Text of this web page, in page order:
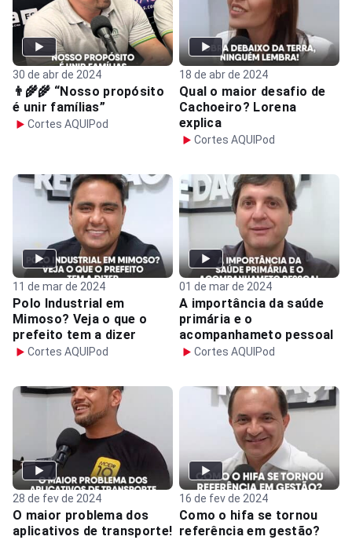
30 de abr de 2024
👨‍🌾🌾 “Nosso propósito
é unir famílias”
Cortes AQUIPod
18 de abr de 2024
Qual o maior desafio de
Cachoeiro? Lorena
explica
Cortes AQUIPod
11 de mar de 2024
Polo Industrial em
Mimoso? Veja o que o
prefeito tem a dizer
Cortes AQUIPod
01 de mar de 2024
A importância da saúde
primária e o
acompanhameto pessoal
Cortes AQUIPod
28 de fev de 2024
O maior problema dos
aplicativos de transporte!
16 de fev de 2024
Como o hifa se tornou
referência em gestão?